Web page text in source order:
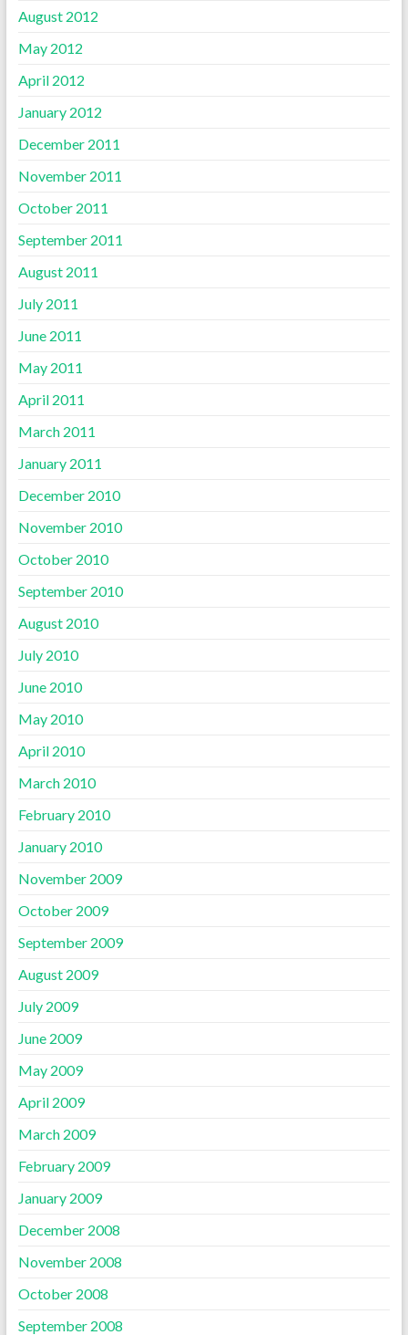
August 2012
May 2012
April 2012
January 2012
December 2011
November 2011
October 2011
September 2011
August 2011
July 2011
June 2011
May 2011
April 2011
March 2011
January 2011
December 2010
November 2010
October 2010
September 2010
August 2010
July 2010
June 2010
May 2010
April 2010
March 2010
February 2010
January 2010
November 2009
October 2009
September 2009
August 2009
July 2009
June 2009
May 2009
April 2009
March 2009
February 2009
January 2009
December 2008
November 2008
October 2008
September 2008